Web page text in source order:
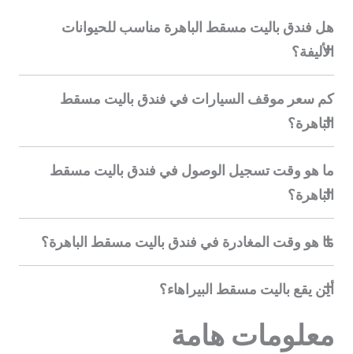
هل فندق باليت مسقط الباهرة مناسب للحيوانات
الأليفة؟
كم سعر موقف السيارات في فندق باليت مسقط
الباهرة؟
ما هو وقت تسجيل الوصول في فندق باليت مسقط
الباهرة؟
ما هو وقت المغادرة في فندق باليت مسقط الباهرة؟
أين يقع باليت مسقط البيراهاء؟
معلومات هامة